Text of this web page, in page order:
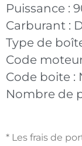
Puissance :
Carburant :
Type de
Code
Code boite :
Nombre de
* Les frais de